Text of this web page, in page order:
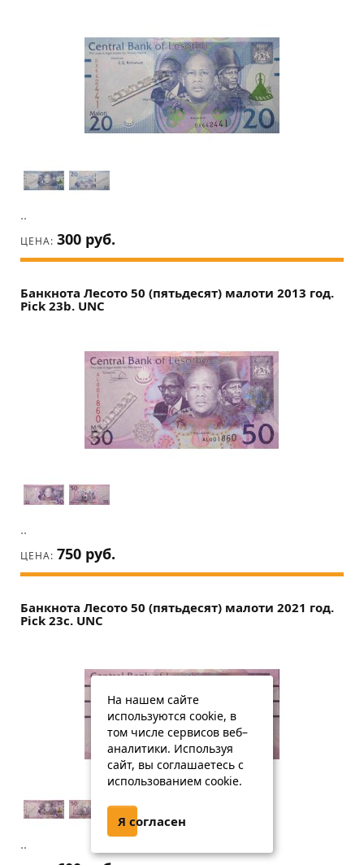
..
ЦЕНА: 300 руб.
Банкнота Лесото 50 (пятьдесят) малоти 2013 год.
Pick 23b. UNC
..
ЦЕНА: 750 руб.
Банкнота Лесото 50 (пятьдесят) малоти 2021 год.
Pick 23c. UNC
..
На нашем сайте
используются cookie, в
том числе сервисов веб–
аналитики. Используя
сайт, вы соглашаетесь с
использованием cookie.
Я согласен